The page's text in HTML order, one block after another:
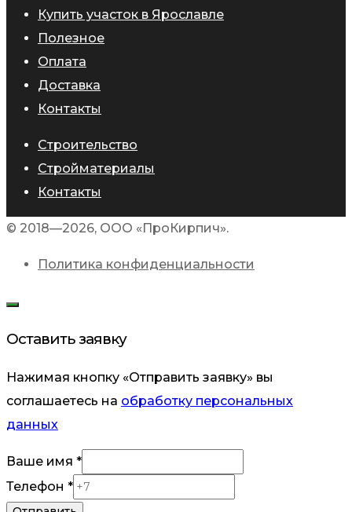
Купить участок в Ярославле
Полезное
Оплата
Доставка
Контакты
Строительство
Стройматериалы
Контакты
© 2018—2026, ООО «ПроКирпич».
Политика конфиденциальности
Оставить заявку
Нажимая кнопку «Отправить заявку» вы
соглашаетесь на обработку персональных
данных
Ваше имя *
имя
Телефон
Телефон *